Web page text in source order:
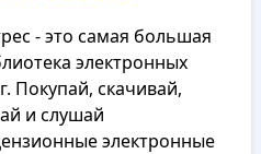
- это самая большая
электронных
Покупай, скачивай,
и слушай
электронные